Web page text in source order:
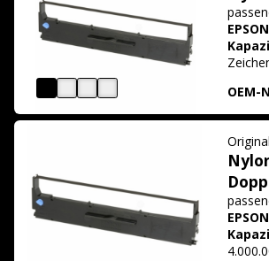
OEM-
Original